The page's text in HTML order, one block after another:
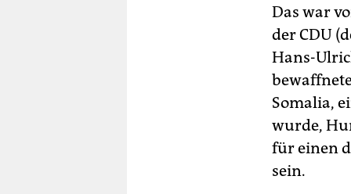
Das war
der CDU
Hans-
Somalia,
wurde,
für einen
sein.